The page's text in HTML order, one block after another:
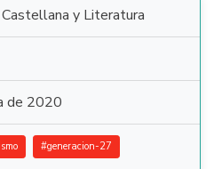
y Literatura
de 2020
#generacion-27